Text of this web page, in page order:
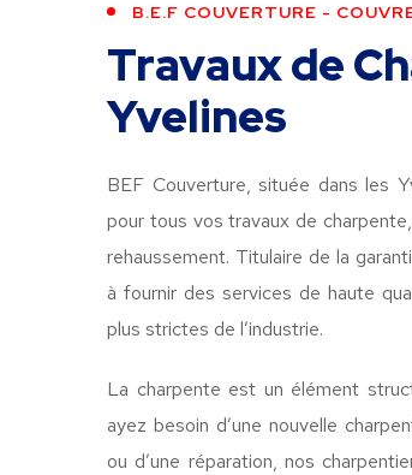
B.E.F COUVERTURE -
Travaux de
Yvelines
BEF Couverture, située dans les
pour tous vos travaux de
rehaussement. Titulaire de la
à fournir des services de haute
plus strictes de l’industrie.
La charpente est un élément
ayez besoin d’une nouvelle
ou d’une réparation, nos